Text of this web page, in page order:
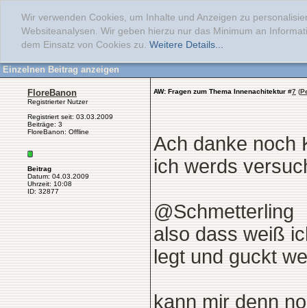
Wir verwenden Cookies, um Inhalte und Anzeigen zu
Websiteanalysen. Wir geben hierzu nur das Minimum an
dem Einsatz von Cookies zu. Weitere Details...
Einzelnen Beitrag anzeigen
FloreBanon
Registrierter Nutzer
Registriert seit: 03.03.2009
Beiträge: 3
FloreBanon: Offline
Beitrag
Datum: 04.03.2009
Uhrzeit: 10:08
ID: 32877
AW: Fragen zum Thema Innenachitektur #7 (
Ach danke noch
ich werds
@Schmetterling
also dass weiß
legt und guckt
kann mir denn